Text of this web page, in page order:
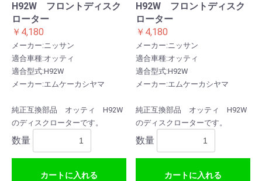
H92W フロントディスク
ローター
￥4,180
メーカー:ニッサン
適合車種:オッティ
適合型式:H92W
メーカー:エムケーカシヤマ
純正互換部品 オッティ H92W
のディスクローターです。
数量
カートに入れる
H92W フロントディスク
ローター
￥4,180
メーカー:ニッサン
適合車種:オッティ
適合型式:H92W
メーカー:エムケーカシヤマ
純正互換部品 オッティ H92W
のディスクローターです。
数量
カートに入れる